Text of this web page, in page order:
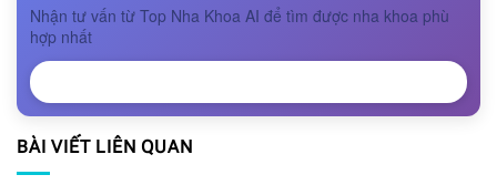
Nhận tư vấn từ Top Nha Khoa AI để tìm được nha khoa phù
hợp nhất
BÀI VIẾT LIÊN QUAN